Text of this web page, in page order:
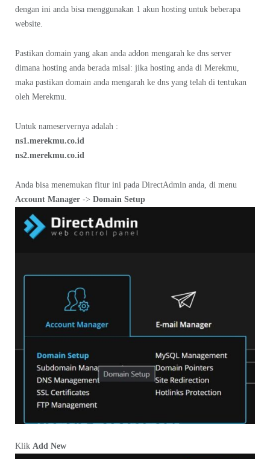
dengan ini anda bisa menggunakan 1 akun hosting untuk beberapa
website.
Pastikan domain yang akan anda addon mengarah ke dns server
dimana hosting anda berada misal: jika hosting anda di Merekmu,
maka pastikan domain anda mengarah ke dns yang telah di tentukan
oleh Merekmu.
Untuk nameservernya adalah :
ns1.merekmu.co.id
ns2.merekmu.co.id
Anda bisa menemukan fitur ini pada DirectAdmin anda, di menu
Account Manager-> Domain Setup
Klik Add New